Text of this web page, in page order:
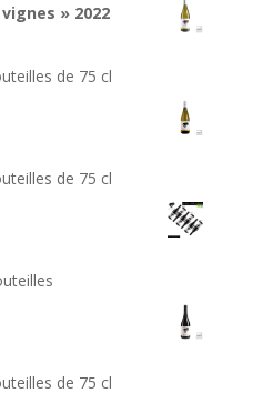
» 2022
de 75 cl
de 75 cl
de 75 cl